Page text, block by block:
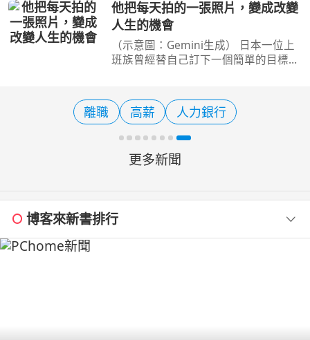
地；早餐店老闆忙著備料。 他們或許
鮮少成為鎂光燈焦點，卻默
他把每天拍的一張照片，變成改變
人生的機會
（示意圖：Gemini生成） 日本一位上
班族曾經替自己訂下一個簡單的目標：
下班路上的街景。幾年後，他累積了上
千張作品，開始分享到社
離職 高薪 人力銀行
更多新聞
博客來新書排行